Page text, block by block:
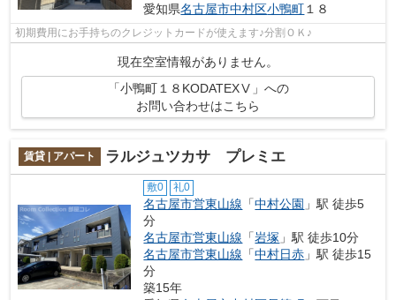
愛知県名古屋市中村区小鴨町 １８
初期費用にお手持ちのクレジットカードが使えます♪分割ＯＫ♪
現在空室情報がありません。
「小鴨町１８KODATEXⅤ」への
お問い合わせはこちら
賃貸 | アパート ラルジュツカサ プレミエ
敷0 礼0
名古屋市営東山線 「中村公園 」駅 徒歩5
分
名古屋市営東山線 「岩塚 」駅 徒歩10分
名古屋市営東山線 「中村日赤 」駅 徒歩15
分
築15年